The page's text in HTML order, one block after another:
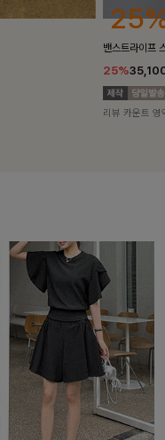
10%
[5천장돌파/
10%
리뷰 카운트 영